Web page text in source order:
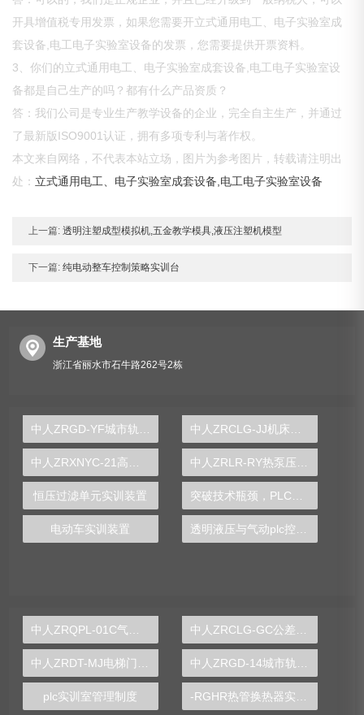
开具增值税专用发票，如果您需要开立式通用电工、电子实验室成
套设备,电工电子实验室设备的发票，您需要提供开票资料。
3、你们的立式通用电工、电子实验室成套设备,电工电子实验室设
备都是自己生产的吗？都有什么产品资质？
答：我们公司是专业生产教学设备的企业，完全自主生产，并通过
了最新版ISO9001认证，拥有多项专利与著作权。
本文来自网络，不代表本站立场，图片为参考图片，转载请注明出
处： 立式通用电工、电子实验室成套设备,电工电子实验室设备
上一篇: 透明注塑成型模拟机,五金教学模具,液压注塑机模型
下一篇: 纯电动整车控制策略实训台
生产基地
浙江省丽水市石牛路262号2栋
恒压过滤单元实训装置
电动车实训装置
plc实训室管理制度